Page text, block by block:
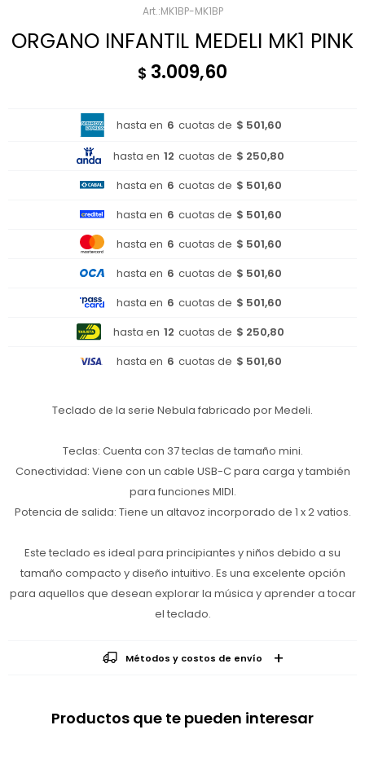
MK1BP-MK1BP
ORGANO INFANTIL MEDELI MK1 PINK
$ 3.009,60
hasta en 6 cuotas de $ 501,60
hasta en 12 cuotas de $ 250,80
hasta en 6 cuotas de $ 501,60
hasta en 6 cuotas de $ 501,60
hasta en 6 cuotas de $ 501,60
hasta en 6 cuotas de $ 501,60
hasta en 6 cuotas de $ 501,60
hasta en 12 cuotas de $ 250,80
hasta en 6 cuotas de $ 501,60
Teclado de la serie Nebula fabricado por Medeli.
Teclas: Cuenta con 37 teclas de tamaño mini.
Conectividad: Viene con un cable USB-C para carga y también
para funciones MIDI.
Potencia de salida: Tiene un altavoz incorporado de 1 x 2 vatios.
Este teclado es ideal para principiantes y niños debido a su
tamaño compacto y diseño intuitivo. Es una excelente opción
para aquellos que desean explorar la música y aprender a tocar
el teclado.
Métodos y costos de envío
Productos que te pueden interesar